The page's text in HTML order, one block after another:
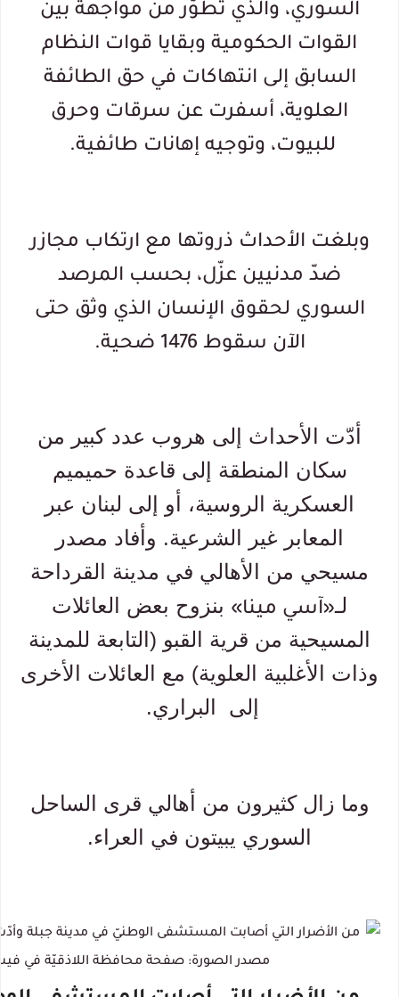
السوري، والذي تطوَّر من مواجهة بين
القوات الحكومية وبقايا قوات النظام
السابق إلى انتهاكات في حق الطائفة
العلوية، أسفرت عن سرقات وحرق
للبيوت، وتوجيه إهانات طائفية.
وبلغت الأحداث ذروتها مع ارتكاب مجازر
ضدّ مدنيين عزّل، بحسب المرصد
السوري لحقوق الإنسان الذي وثق حتى
الآن سقوط 1476 ضحية.
أدّت الأحداث إلى هروب عدد كبير من
سكان المنطقة إلى قاعدة حميميم
العسكرية الروسية، أو إلى لبنان عبر
المعابر غير الشرعية. وأفاد مصدر
مسيحي من الأهالي في مدينة القرداحة
لـ«آسي مينا» بنزوح بعض العائلات
المسيحية من قرية القبو (التابعة للمدينة
وذات الأغلبية العلوية) مع العائلات الأخرى
إلى البراري.
وما زال كثيرون من أهالي قرى الساحل
السوري يبيتون في العراء.